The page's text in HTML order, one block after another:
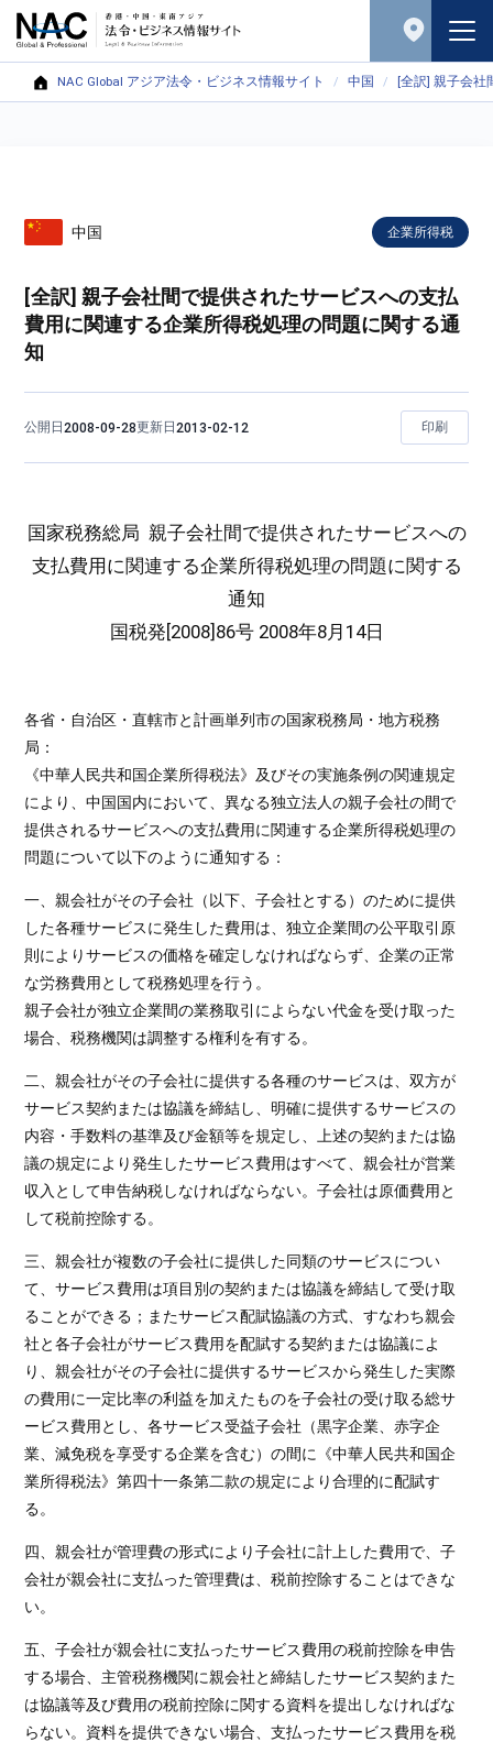
NAC Global アジア法令・ビジネス情報サイト 中国 [全訳] 親子会
中国 企業所得税
[全訳] 親子会社間で提供されたサービスへの支払
費用に関連する企業所得税処理の問題に関する通
知
公開日2008-09-28更新日2013-02-12 印刷
国家税務総局 親子会社間で提供されたサービスへの
支払費用に関連する企業所得税処理の問題に関する
通知
国税発[2008]86号 2008年8月14日
各省・自治区・直轄市と計画単列市の国家税務局・地方税務
局：
《中華人民共和国企業所得税法》及びその実施条例の関連規定
により、中国国内において、異なる独立法人の親子会社の間で
提供されるサービスへの支払費用に関連する企業所得税処理の
問題について以下のように通知する：
一、親会社がその子会社（以下、子会社とする）のために提供
した各種サービスに発生した費用は、独立企業間の公平取引原
則によりサービスの価格を確定しなければならず、企業の正常
な労務費用として税務処理を行う。
親子会社が独立企業間の業務取引によらない代金を受け取った
場合、税務機関は調整する権利を有する。
二、親会社がその子会社に提供する各種のサービスは、双方が
サービス契約または協議を締結し、明確に提供するサービスの
内容・手数料の基準及び金額等を規定し、上述の契約または協
議の規定により発生したサービス費用はすべて、親会社が営業
収入として申告納税しなければならない。子会社は原価費用と
して税前控除する。
三、親会社が複数の子会社に提供した同類のサービスについ
て、サービス費用は項目別の契約または協議を締結して受け取
ることができる；またサービス配賦協議の方式、すなわち親会
社と各子会社がサービス費用を配賦する契約または協議によ
り、親会社がその子会社に提供するサービスから発生した実際
の費用に一定比率の利益を加えたものを子会社の受け取る総サ
ービス費用とし、各サービス受益子会社（黒字企業、赤字企
業、減免税を享受する企業を含む）の間に《中華人民共和国企
業所得税法》第四十一条第二款の規定により合理的に配賦す
る。
四、親会社が管理費の形式により子会社に計上した費用で、子
会社が親会社に支払った管理費は、税前控除することはできな
い。
五、子会社が親会社に支払ったサービス費用の税前控除を申告
する場合、主管税務機関に親会社と締結したサービス契約また
は協議等及び費用の税前控除に関する資料を提出しなければな
らない。資料を提供できない場合、支払ったサービス費用を税